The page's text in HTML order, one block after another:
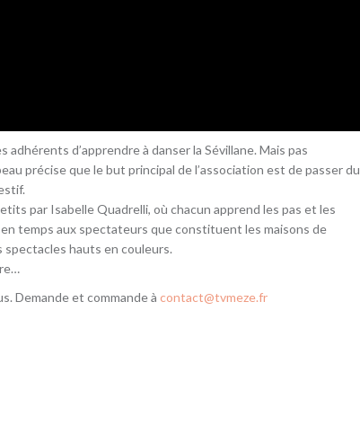
adhérents d’apprendre à danser la Sévillane. Mais pas
précise que le but principal de l’association est de passer du
par Isabelle Quadrelli, où chacun apprend les pas et les
temps aux spectateurs que constituent les maisons de
spectacles hauts en couleurs.
Demande et commande à contact@tvmeze.fr